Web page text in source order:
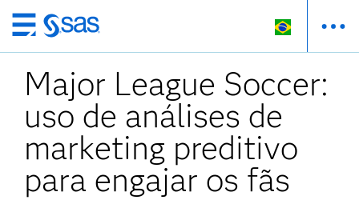
Pular
para
o
conteúdo
principal
Major League Soccer:
uso de análises de
marketing preditivo
para engajar os fãs